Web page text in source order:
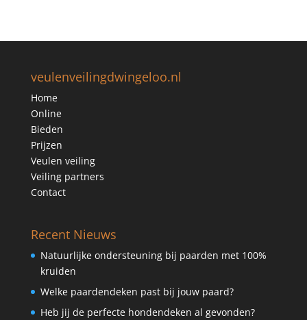
veulenveilingdwingeloo.nl
Home
Online
Bieden
Prijzen
Veulen veiling
Veiling partners
Contact
Recent Nieuws
Natuurlijke ondersteuning bij paarden met 100%
kruiden
Welke paardendeken past bij jouw paard?
Heb jij de perfecte hondendeken al gevonden?